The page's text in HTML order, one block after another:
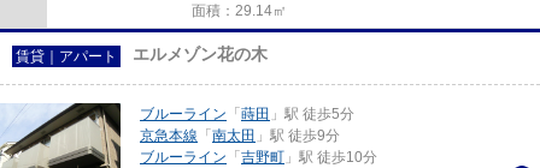
面積：29.14㎡
賃貸｜アパート エルメゾン花の木
ブルーライン 「 蒔田 」駅 徒歩5分
京急本線 「 南太田 」駅 徒歩9分
ブルーライン 「 吉野町 」駅 徒歩10分